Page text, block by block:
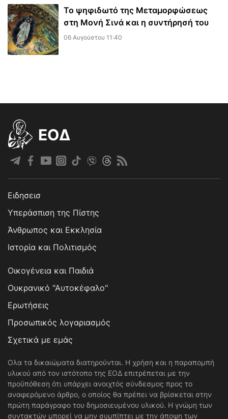
Το ψηφιδωτό της Μεταμορφώσεως
στη Μονή Σινά και η συντήρησή του
06 Αυγούστου 11:40
EOΔ
Ειδησεισ
Υπεράσπιση της Πίστης
Άνθρωπος και Εκκλησία
Ιστορία και Πολιτισμός
Οικογένεια και Παιδιά
Ουκρανικό "Αυτοκέφαλο"
Ερωτήσεις
Προσωπικός λογαριασμός
Σχετικά με εμάς
Ολα τα δικαιώματα διατηρούνται. Η χρήση και η παραπομπή
υλικού από τον ιστότοπο της ΕΟΔ επιτρέπεται με την
προϋπόθεση ότι υπάρχει ανοιχτός σύνδεσμος προς το
αναφερόμενο άρθρο, ο οποίος θα πρέπει να βρίσκεται στην
πρώτη παράγραφο του δημοσιευμένου υλικού. Η γνώμη των
συντακτών μπορεί να μην συμπίπτει με την άποψη των